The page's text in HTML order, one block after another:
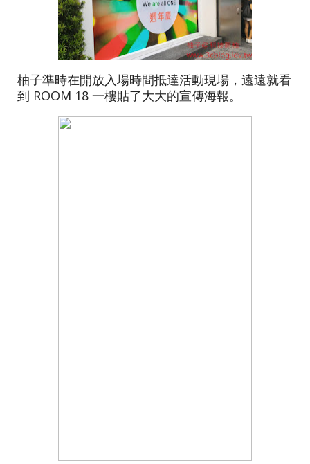
柚子準時在開放入場時間抵達活動現場，遠遠就看
到 ROOM 18 一樓貼了大大的宣傳海報。